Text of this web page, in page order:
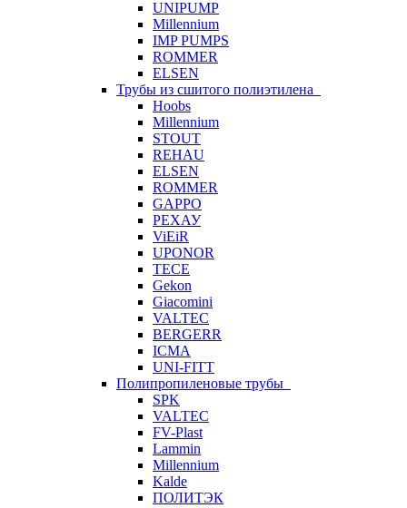
UNIPUMP
Millennium
IMP PUMPS
ROMMER
ELSEN
Трубы из сшитого полиэтилена
Hoobs
Millennium
STOUT
REHAU
ELSEN
ROMMER
GAPPO
РЕХАУ
ViEiR
UPONOR
TECE
Gekon
Giacomini
VALTEC
BERGERR
ICMA
UNI-FITT
Полипропиленовые трубы
SPK
VALTEC
FV-Plast
Lammin
Millennium
Kalde
ПОЛИТЭК